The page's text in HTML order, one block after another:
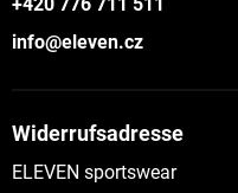
info@eleven.cz
Widerrufsadresse
ELEVEN sportswear